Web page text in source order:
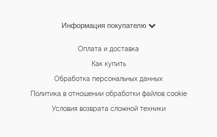
Информация покупателю
Оплата и доставка
Как купить
Обработка персональных данных
Политика в отношении обработки файлов cookie
Условия возврата сложной техники